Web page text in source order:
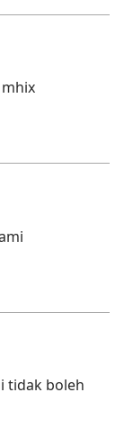
tidak boleh